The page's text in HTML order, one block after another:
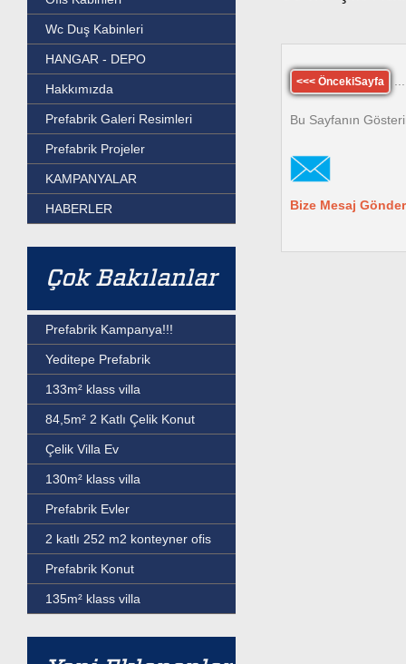
Wc Duş Kabinleri
HANGAR - DEPO
Hakkımızda
Prefabrik Galeri Resimleri
Prefabrik Projeler
KAMPANYALAR
HABERLER
Çok Bakılanlar
Prefabrik Kampanya!!!
Yeditepe Prefabrik
133m² klass villa
84,5m² 2 Katlı Çelik Konut
Çelik Villa Ev
130m² klass villa
Prefabrik Evler
2 katlı 252 m2 konteyner ofis
Prefabrik Konut
135m² klass villa
<<< ÖncekiSayfa
Bu Sayfanın
Bize Mesaj